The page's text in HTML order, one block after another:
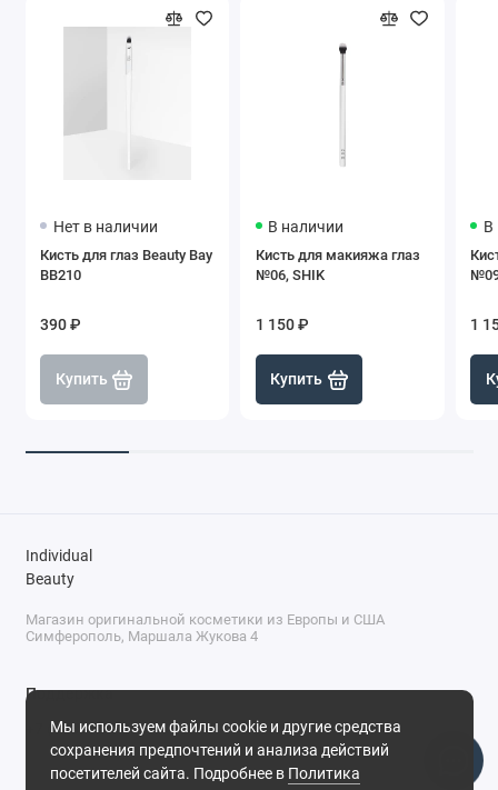
Нет в наличии
Кисть для глаз Beauty Bay
BB210
390 ₽
Купить
В наличии
Кисть для макияжа глаз
№06, SHIK
1 150 ₽
Купить
В
1
Мы используем файлы cookie и другие средства
сохранения предпочтений и анализа действий
посетителей сайта. Подробнее в Политика
Individual
Beauty
Магазин оригинальной косметики из Европы и США
Симферополь, Маршала Жукова 4
Поддержка
+7 (978) 586-46-46
ПН-ПТ: 9:00 - 18:00
Суббота: 9:00 - 17:00